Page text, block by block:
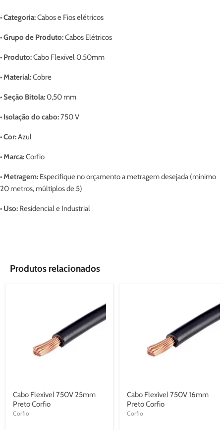
• Categoria:Cabos e Fios elétricos
• Grupo de Produto:Cabos Elétricos
• Produto:Cabo Flexível 0,50mm
• Material:Cobre
• Seção Bitola:0,50 mm
• Isolação do cabo:750 V
• Cor:Azul
• Marca:Corfio
• Metragem: Especifique no orçamento a metragem desejada (mínimo
20 metros, múltiplos de 5)
• Uso: Residencial e Industrial
Produtos relacionados
Cabo Flexível 750V 25mm
Preto Corfio
Corfio
Cabo Flexível 750V 16mm
Preto Corfio
Corfio